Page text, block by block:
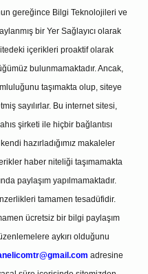
gereğince Bilgi Teknolojileri ve
bir Yer Sağlayıcı olarak
içerikleri proaktif olarak
bulunmamaktadır. Ancak,
taşımakta olup, siteye
sayılırlar. Bu internet sitesi,
şirketi ile hiçbir bağlantısı
hazırladığımız makaleler
haber niteliği taşımamakta
paylaşım yapılmamaktadır.
tamamen tesadüfidir.
ücretsiz bir bilgi paylaşım
aykırı olduğunu
adresine